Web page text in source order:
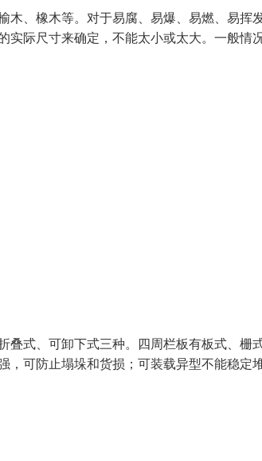
木、橡木等。对于易腐、易爆、易燃、易挥
实际尺寸来确定，不能太小或太大。一般情
叠式、可卸下式三种。四周栏板有板式、栅
，可防止塌垛和货损；可装载异型不能稳定